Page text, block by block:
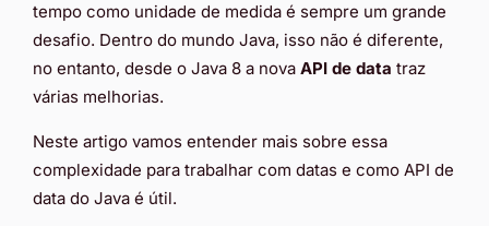
tempo como unidade de medida é sempre um grande
desafio. Dentro do mundo Java, isso não é diferente,
no entanto, desde o Java 8 a nova API de data traz
várias melhorias.
Neste artigo vamos entender mais sobre essa
complexidade para trabalhar com datas e como API de
data do Java é útil.